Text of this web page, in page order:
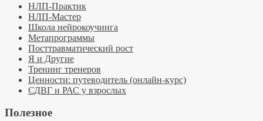
НЛП-Практик
НЛП-Мастер
Школа нейрокоучинга
Метапрограммы
Посттравматический рост
Я и Другие
Тренинг тренеров
Ценности: путеводитель (онлайн-курс)
СДВГ и РАС у взрослых
Полезное